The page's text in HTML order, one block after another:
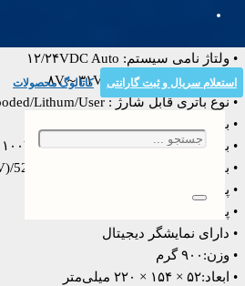
استعلام سریال و ثبت گارانتی کاتالوگ محصولات
• سری : TracerNG3
• ولتاژ نامی سیستم: ۱۲/۲۴VDC Auto
• رنج ولتاژ ورودی باتری:۸V～۳۱V
• نوع باتری قابل شارژ : Sealed(Default)/Gel/Flooded/Lithum/User
• بیشینه جریان ورودی از پنل: ۲۰A
• بیشینه ولتاژ مدار باز ورودی از پنل: ۱۰۰V
• بیشینه توان ورودی از پنل: ۲۶۰W(12V)/520W(24V)
• پورت RS485
• پورت سنسور دما
• دارای نمایشگر دیجیتال
• وزن:۹۰۰ گرم
• ابعاد:۵۲ × ۱۵۴ × ۲۲۰ میلی‌متر